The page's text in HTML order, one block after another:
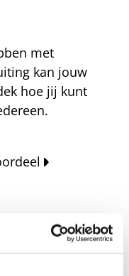
met
kan jouw
hoe jij kunt